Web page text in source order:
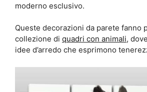
moderno esclusivo.
Queste decorazioni da parete fanno
collezione di quadri con animali,
idee d’arredo che esprimono